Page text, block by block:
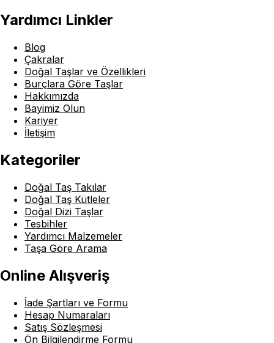
Yardımcı Linkler
Blog
Çakralar
Doğal Taşlar ve Özellikleri
Burçlara Göre Taşlar
Hakkımızda
Bayimiz Olun
Kariyer
İletişim
Kategoriler
Doğal Taş Takılar
Doğal Taş Kütleler
Doğal Dizi Taşlar
Tesbihler
Yardımcı Malzemeler
Taşa Göre Arama
Online Alışveriş
İade Şartları ve Formu
Hesap Numaraları
Satış Sözleşmesi
Ön Bilgilendirme Formu